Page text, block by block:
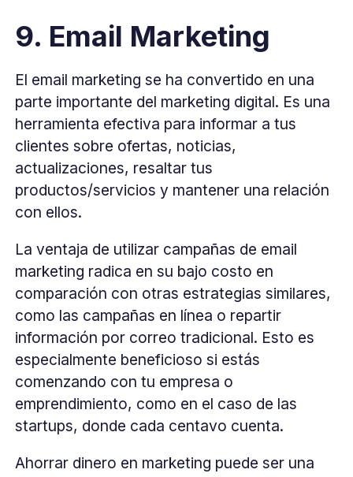
9. Email Marketing
El email marketing se ha convertido en una
parte importante del marketing digital. Es una
herramienta efectiva para informar a tus
clientes sobre ofertas, noticias,
actualizaciones, resaltar tus
productos/servicios y mantener una relación
con ellos.
La ventaja de utilizar campañas de email
marketing radica en su bajo costo en
comparación con otras estrategias similares,
como las campañas en línea o repartir
información por correo tradicional. Esto es
especialmente beneficioso si estás
comenzando con tu empresa o
emprendimiento, como en el caso de las
startups, donde cada centavo cuenta.
Ahorrar dinero en marketing puede ser una